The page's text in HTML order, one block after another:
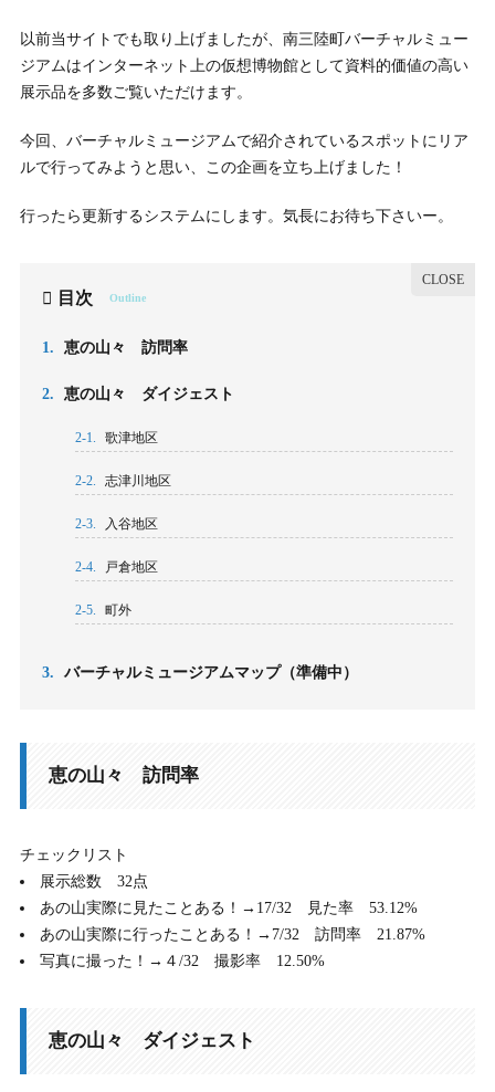
以前当サイトでも取り上げましたが、南三陸町バーチャルミュー
ジアムはインターネット上の仮想博物館として資料的価値の高い
展示品を多数ご覧いただけます。
今回、バーチャルミュージアムで紹介されているスポットにリア
ルで行ってみようと思い、この企画を立ち上げました！
行ったら更新するシステムにします。気長にお待ち下さいー。
目次 Outline
1. 恵の山々 訪問率
2. 恵の山々 ダイジェスト
2-1. 歌津地区
2-2. 志津川地区
2-3. 入谷地区
2-4. 戸倉地区
2-5. 町外
3. バーチャルミュージアムマップ（準備中）
恵の山々 訪問率
チェックリスト
展示総数 32点
あの山実際に見たことある！→17/32 見た率 53.12%
あの山実際に行ったことある！→7/32 訪問率 21.87%
写真に撮った！→４/32 撮影率 12.50%
恵の山々 ダイジェスト